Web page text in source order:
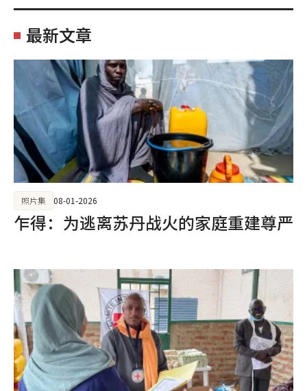
最新文章
乍得：为逃离苏丹战火的家庭重建尊严
照片集 08-01-2026